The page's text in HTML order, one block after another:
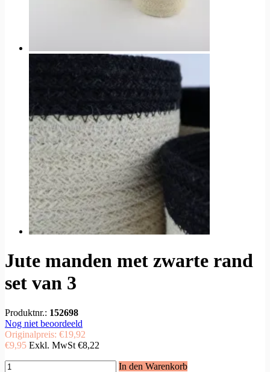
Jute manden met zwarte rand
set van 3
Produktnr.: 152698
Nog niet beoordeeld
Originalpreis: €19,92
€9,95 Exkl. MwSt €8,22
In den Warenkorb